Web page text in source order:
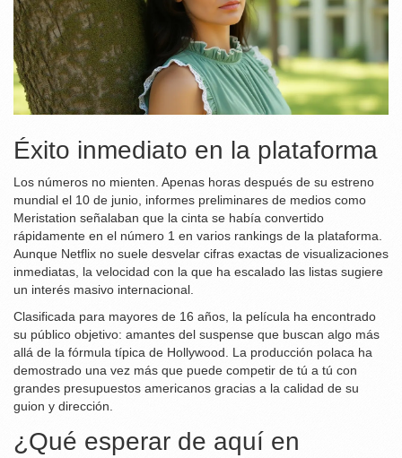
Éxito inmediato en la plataforma
Los números no mienten. Apenas horas después de su estreno
mundial el 10 de junio, informes preliminares de medios como
Meristation señalaban que la cinta se había convertido
rápidamente en el número 1 en varios rankings de la plataforma.
Aunque Netflix no suele desvelar cifras exactas de visualizaciones
inmediatas, la velocidad con la que ha escalado las listas sugiere
un interés masivo internacional.
Clasificada para mayores de 16 años, la película ha encontrado
su público objetivo: amantes del suspense que buscan algo más
allá de la fórmula típica de Hollywood. La producción polaca ha
demostrado una vez más que puede competir de tú a tú con
grandes presupuestos americanos gracias a la calidad de su
guion y dirección.
¿Qué esperar de aquí en